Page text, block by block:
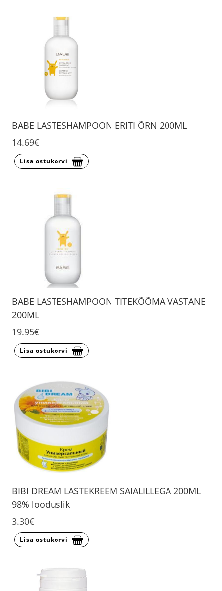
BABE LASTESHAMPOON ERITI ÕRN 200ML
14.69€
Lisa ostukorvi
BABE LASTESHAMPOON TITEKÕÕMA VASTANE
200ML
19.95€
Lisa ostukorvi
BIBI DREAM LASTEKREEM SAIALILLEGA 200ML
98% looduslik
3.30€
Lisa ostukorvi